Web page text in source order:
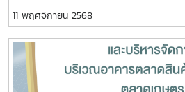
11 พฤศจิกายน 2568